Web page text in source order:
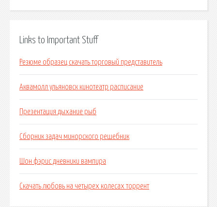
Links to Important Stuff
Резюме образец скачать торговый представитель
Аквамолл ульяновск кинотеатр расписание
Презентация дыхание рыб
Сборник задач минорского решебник
Шон фэрис дневники вампира
Скачать любовь на четырех колесах торрент